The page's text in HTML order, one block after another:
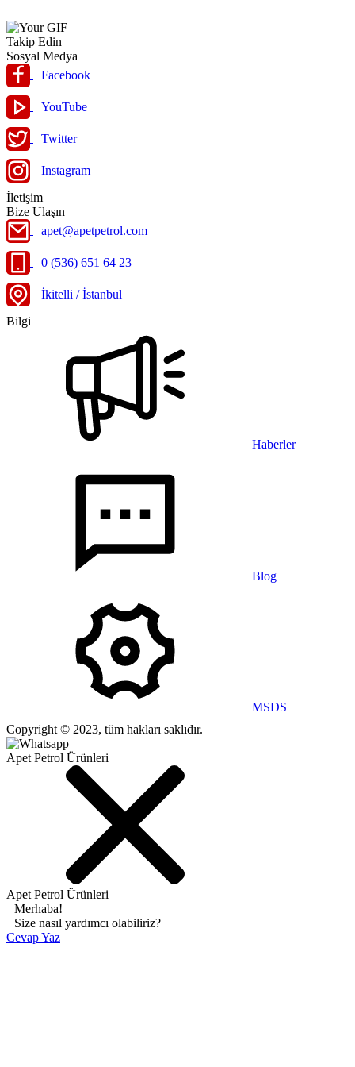
Takip Edin
Sosyal Medya
Facebook
YouTube
Twitter
Instagram
İletişim
Bize Ulaşın
apet@apetpetrol.com
0 (536) 651 64 23
İkitelli / İstanbul
Bilgi
Haberler
Blog
MSDS
Copyright © 2023, tüm hakları saklıdır.
Apet Petrol Ürünleri
Apet Petrol Ürünleri
Merhaba!
Size nasıl yardımcı olabiliriz?
Cevap Yaz